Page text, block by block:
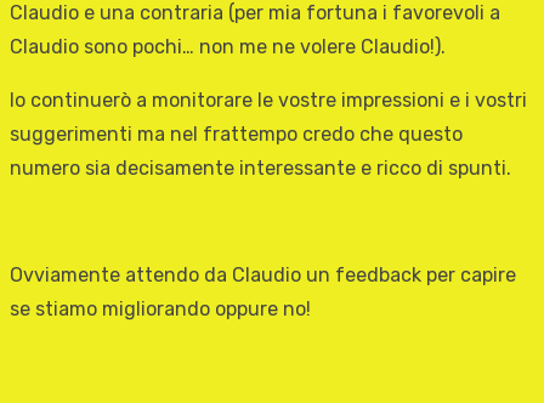
Claudio e una contraria (per mia fortuna i favorevoli a
Claudio sono pochi… non me ne volere Claudio!).
Io continuerò a monitorare le vostre impressioni e i vostri
suggerimenti ma nel frattempo credo che questo
numero sia decisamente interessante e ricco di spunti.
Ovviamente attendo da Claudio un feedback per capire
se stiamo migliorando oppure no!